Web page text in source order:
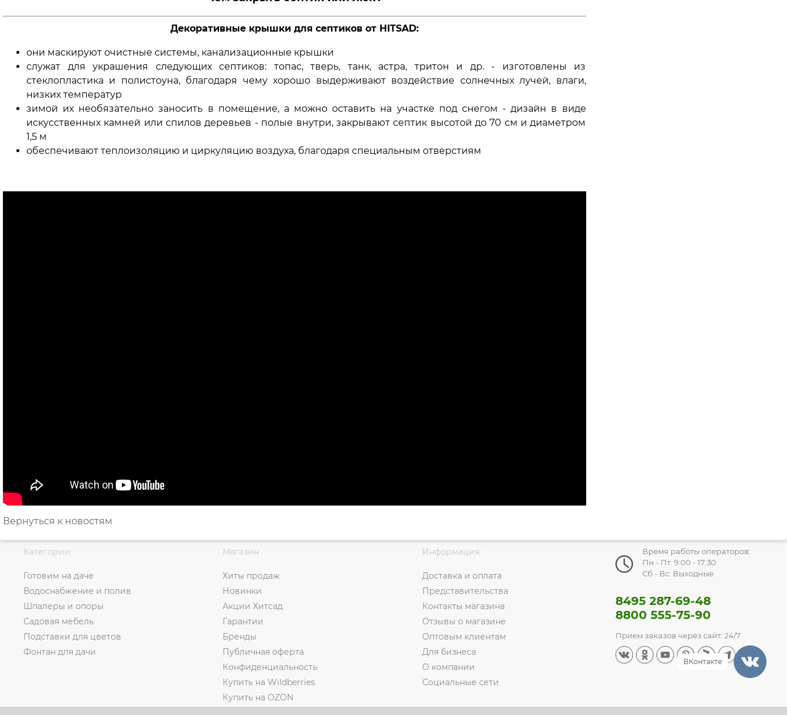
Декоративные крышки для септиков от HITSAD:
они маскируют очистные системы, канализационные крышки
служат для украшения следующих септиков: топас, тверь, танк, астра, тритон и др. - изготовлены из
стеклопластика и полистоуна, благодаря чему хорошо выдерживают воздействие солнечных лучей, влаги,
низких температур
зимой их необязательно заносить в помещение, а можно оставить на участке под снегом - дизайн в виде
искусственных камней или спилов деревьев - полые внутри, закрывают септик высотой до 70 см и диаметром
1,5 м
обеспечивают теплоизоляцию и циркуляцию воздуха, благодаря специальным отверстиям
Вернуться к новостям
Категории
Готовим на даче
Водоснабжение и полив
Шпалеры и опоры
Садовая мебель
Подставки для цветов
Фонтан для дачи
Магазин
Хиты продаж
Новинки
Акции Хитсад
Гарантии
Бренды
Публичная оферта
Конфиденциальность
Купить на Wildberries
Купить на OZON
Информация
Доставка и оплата
Представительства
Контакты магазина
Отзывы о магазине
Оптовым клиентам
Для бизнеса
О компании
Социальные сети
Время работы операторов:
Пн - Пт: 9:00 - 17:30
Сб - Вс: Выходные
8495 287-69-48
8800 555-75-90
Прием заказов через сайт: 24/7
ВКонтакте